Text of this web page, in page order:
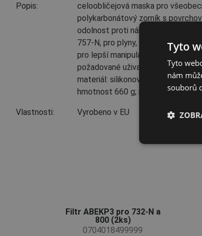
Popis:
celoobličejová maska pro
polykarbonátový zorník s
odolnost proti nárazu; široké
757-N, pro plyny, páry nebo
pro lepší manipulaci; filtry jsou
požadované uživatelem; připojení
materiál: silikonová pryž;
hmotnost 660 g; norma EN
Vlastnosti: Vyrobeno v EU
Filtr ABEKP3 pro 732-N a
800 (2ks)
0704018499999
Tyto
Tyto
nám
souborů